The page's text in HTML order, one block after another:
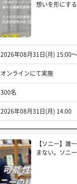
想いを形にす
2026年08月31日(月) 15:00
オンラインにて実施
300名
2026年08月31日(月) 14:00
【ソニー】誰
まない。ソニー